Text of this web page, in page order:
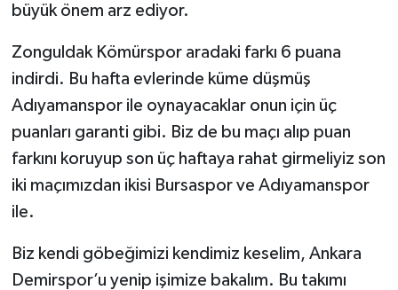
büyük önem arz ediyor.
Zonguldak Kömürspor aradaki farkı 6 puana
indirdi. Bu hafta evlerinde küme düşmüş
Adıyamanspor ile oynayacaklar onun için üç
puanları garanti gibi. Biz de bu maçı alıp puan
farkını koruyup son üç haftaya rahat girmeliyiz son
iki maçımızdan ikisi Bursaspor ve Adıyamanspor
ile.
Biz kendi göbeğimizi kendimiz keselim, Ankara
Demirspor’u yenip işimize bakalım. Bu takımı